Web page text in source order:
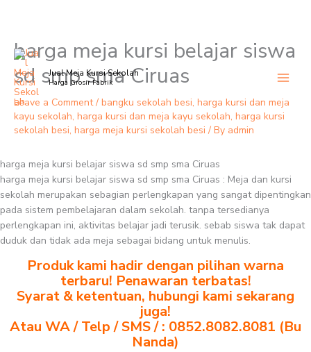
Skip
content
Jual Meja Kursi Sekolah
Harga Grosir Pabrik
harga meja kursi belajar siswa
sd smp sma Ciruas
Leave a Comment / bangku sekolah besi, harga kursi dan meja
kayu sekolah, harga kursi dan meja kayu sekolah, harga kursi
sekolah besi, harga meja kursi sekolah besi / By admin
harga meja kursi belajar siswa sd smp sma Ciruas
harga meja kursi belajar siswa sd smp sma Ciruas : Meja dan kursi
sekolah merupakan sebagian perlengkapan yang sangat dipentingkan
pada sistem pembelajaran dalam sekolah. tanpa tersedianya
perlengkapan ini, aktivitas belajar jadi terusik. sebab siswa tak dapat
duduk dan tidak ada meja sebagai bidang untuk menulis.
Produk kami hadir dengan pilihan warna
terbaru! Penawaran terbatas!
Syarat & ketentuan, hubungi kami sekarang
juga!
Atau WA / Telp / SMS / : 0852.8082.8081 (Bu
Nanda)